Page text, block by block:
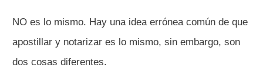
NO es lo mismo. Hay una idea errónea común de que
apostillar y notarizar es lo mismo, sin embargo, son
dos cosas diferentes.